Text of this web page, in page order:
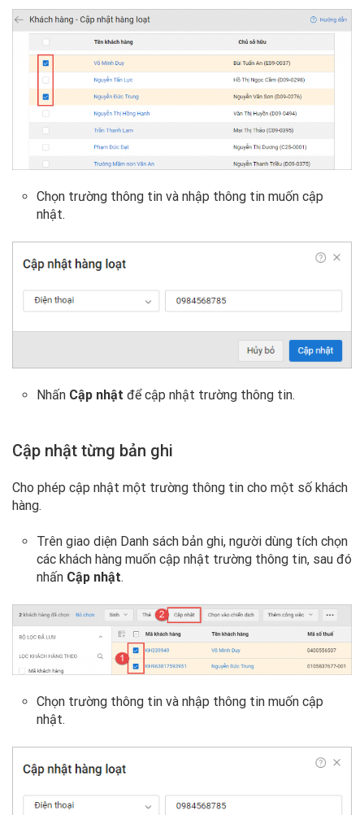
Chọn trường thông tin và nhập thông tin muốn cập
nhật.
Nhấn Cập nhật để cập nhật trường thông tin.
Cập nhật từng bản ghi
Cho phép cập nhật một trường thông tin cho một số khách
hàng.
Trên giao diện Danh sách bản ghi, người dùng tích chọn
các khách hàng muốn cập nhật trường thông tin, sau đó
nhấn Cập nhật.
Chọn trường thông tin và nhập thông tin muốn cập
nhật.